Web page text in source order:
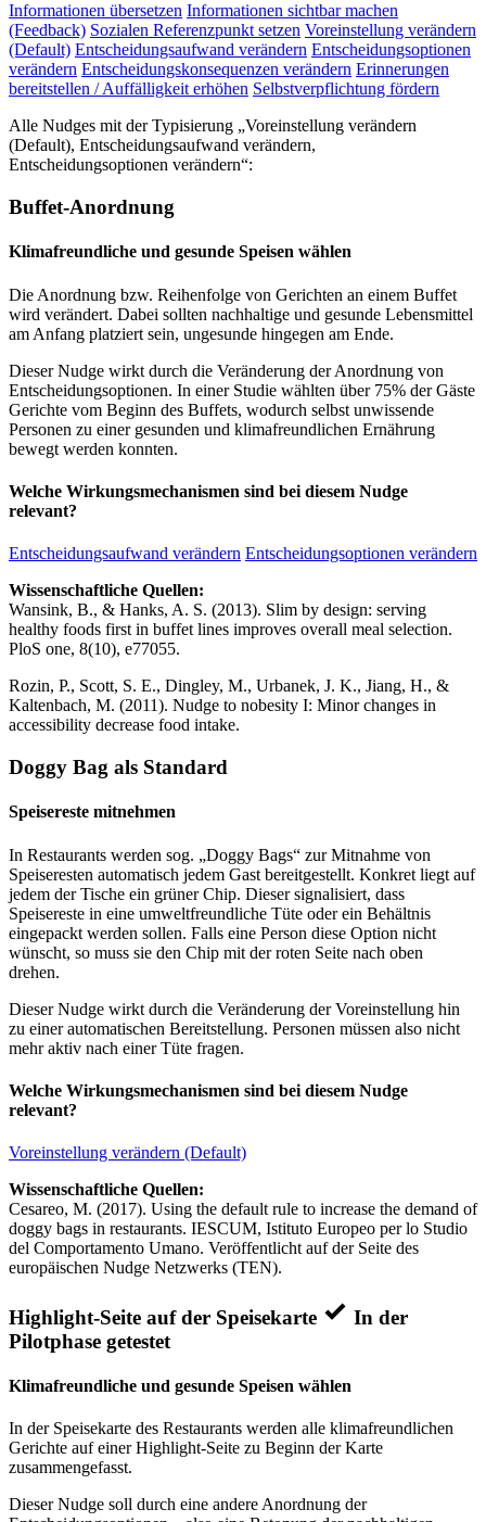
Informationen übersetzen Informationen sichtbar machen
(Feedback) Sozialen Referenzpunkt setzen Voreinstellung verändern
(Default) Entscheidungsaufwand verändern Entscheidungsoptionen
verändern Entscheidungskonsequenzen verändern Erinnerungen
bereitstellen / Auffälligkeit erhöhen Selbstverpflichtung fördern
Alle Nudges mit der Typisierung „Voreinstellung verändern
(Default), Entscheidungsaufwand verändern,
Entscheidungsoptionen verändern“:
Buffet-Anordnung
Klimafreundliche und gesunde Speisen wählen
Die Anordnung bzw. Reihenfolge von Gerichten an einem Buffet
wird verändert. Dabei sollten nachhaltige und gesunde Lebensmittel
am Anfang platziert sein, ungesunde hingegen am Ende.
Dieser Nudge wirkt durch die Veränderung der Anordnung von
Entscheidungsoptionen. In einer Studie wählten über 75% der Gäste
Gerichte vom Beginn des Buffets, wodurch selbst unwissende
Personen zu einer gesunden und klimafreundlichen Ernährung
bewegt werden konnten.
Welche Wirkungsmechanismen sind bei diesem Nudge
relevant?
Entscheidungsaufwand verändern Entscheidungsoptionen verändern
Wissenschaftliche Quellen:
Wansink, B., & Hanks, A. S. (2013). Slim by design: serving
healthy foods first in buffet lines improves overall meal selection.
PloS one, 8(10), e77055.
Rozin, P., Scott, S. E., Dingley, M., Urbanek, J. K., Jiang, H., &
Kaltenbach, M. (2011). Nudge to nobesity I: Minor changes in
accessibility decrease food intake.
Doggy Bag als Standard
Speisereste mitnehmen
In Restaurants werden sog. „Doggy Bags“ zur Mitnahme von
Speiseresten automatisch jedem Gast bereitgestellt. Konkret liegt auf
jedem der Tische ein grüner Chip. Dieser signalisiert, dass
Speisereste in eine umweltfreundliche Tüte oder ein Behältnis
eingepackt werden sollen. Falls eine Person diese Option nicht
wünscht, so muss sie den Chip mit der roten Seite nach oben
drehen.
Dieser Nudge wirkt durch die Veränderung der Voreinstellung hin
zu einer automatischen Bereitstellung. Personen müssen also nicht
mehr aktiv nach einer Tüte fragen.
Welche Wirkungsmechanismen sind bei diesem Nudge
relevant?
Voreinstellung verändern (Default)
Wissenschaftliche Quellen:
Cesareo, M. (2017). Using the default rule to increase the demand of
doggy bags in restaurants. IESCUM, Istituto Europeo per lo Studio
del Comportamento Umano. Veröffentlicht auf der Seite des
europäischen Nudge Netzwerks (TEN).
Highlight-Seite auf der Speisekarte
In der
Pilotphase getestet
Klimafreundliche und gesunde Speisen wählen
In der Speisekarte des Restaurants werden alle klimafreundlichen
Gerichte auf einer Highlight-Seite zu Beginn der Karte
zusammengefasst.
Dieser Nudge soll durch eine andere Anordnung der